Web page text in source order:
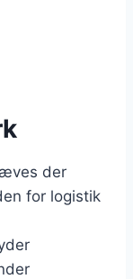
der
for logistik